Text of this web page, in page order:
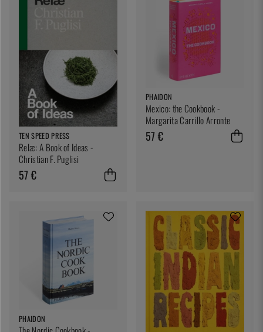
TEN SPEED PRESS
Relæ: A Book of Ideas -
Christian F. Puglisi
57 €
PHAIDON
Mexico: the Cookbook -
Margarita Carrillo Arronte
57 €
PHAIDON